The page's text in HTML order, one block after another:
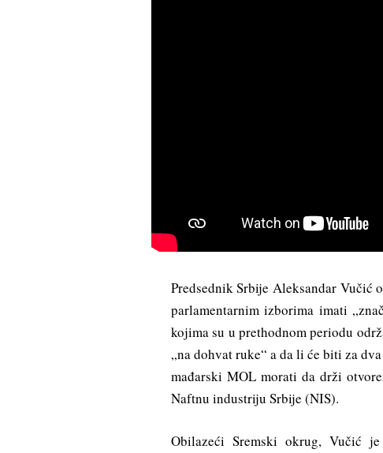
Predsednik Srbije Aleksandar Vučić
parlamentarnim izborima imati
kojima su u prethodnom periodu
„na dohvat ruke“ a da li će biti za
mađarski MOL morati da drži
Naftnu industriju Srbije (NIS).
Obilazeći Sremski okrug, Vučić